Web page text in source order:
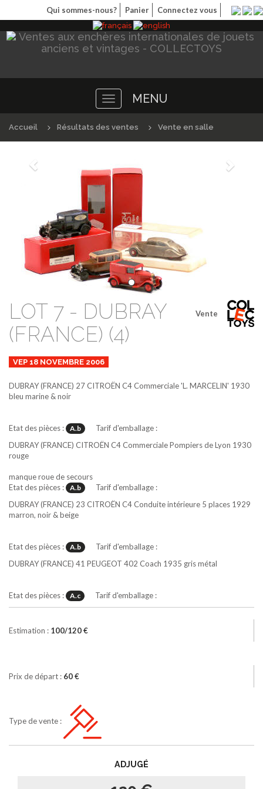
Qui sommes-nous? Panier Connectez vous
Toggle
navigation
MENU
Accueil Résultats des ventes Vente en salle
Précédént
Vente
LOT 7 - DUBRAY
(FRANCE) (4)
VEP 18 NOVEMBRE 2006
DUBRAY (FRANCE) 27CITROËN C4 Commerciale 'L. MARCELIN' 1930
bleu marine & noir
Etat des pièces : A.b
Tarif d'emballage :
DUBRAY (FRANCE) CITROËN C4 Commerciale Pompiers de Lyon 1930
rouge
manque roue de secours
Etat des pièces :
A.b
Tarif d'emballage :
DUBRAY (FRANCE) 23 CITROËN C4 Conduite intérieure 5 places 1929
marron, noir & beige
Etat des pièces : A.b
Tarif d'emballage :
DUBRAY (FRANCE) 41 PEUGEOT 402 Coach 1935 gris métal
Etat des pièces : A.c Tarif d'emballage :
Estimation : 100/120 €
Prix de départ : 60 €
Type de vente :
ADJUGÉ